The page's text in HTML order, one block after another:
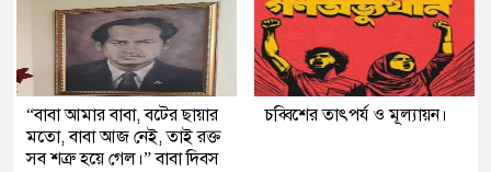
“বাবা আমার বাবা, বটের ছায়ার
মতো, বাবা আজ নেই, তাই রক্ত
সব শত্রু হয়ে গেল।” বাবা দিবস
চব্বিশের তাৎপর্য ও মূল্যায়ন।